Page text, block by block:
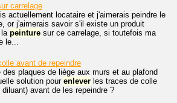
carrelage
actuellement locataire et j'aimerais peindre le
or j'aimerais savoir s'il existe un produit
la peinture sur ce carrelage, si toutefois ma
le...
avant de repeindre
des plaques de liège aux murs et au plafond
solution pour enlever les traces de colle
avant de les repeindre ?